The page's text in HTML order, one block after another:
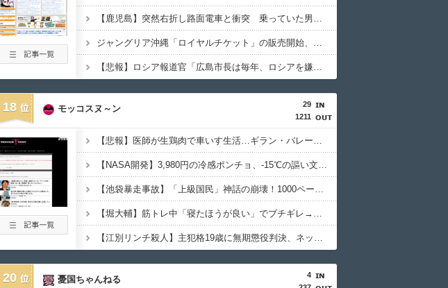
【鹿児島】突然右折し路面電車と衝突 乗っていた男女3人は車を放置しダッシュで逃走中
ジャングリア沖縄「ロイヤルチケット」の販売開始、大人29,700円にｗｗｗｗｗｗｗｗｗ
【悲報】ロシア報道官「広島市長は毎年、ロシアを嫌悪する『偽りの呪文』を繰り返し、日本人をゾンビ化させている」と主張
18
29
1211
モッコスヌ～ン
【悲報】医師が生鶏肉で車いす生活…ギラン・バレー症候群の恐怖
【NASA開発】3,980円の冷感ポンチョ、-15℃の謳い文句にネット騒然
【池袋暴走事故】「上級国民」神話の崩壊！1000ページの法解釈が明かす不逮捕の真実
【堀大輔】筋トレ中「寝たほうが良い」でブチギレ→器具破壊の瞬間
【江別リンチ殺人】主犯格19歳に無期懲役判決、ネット「死刑でいい」と激怒
20
4
憂国ちゃんねる